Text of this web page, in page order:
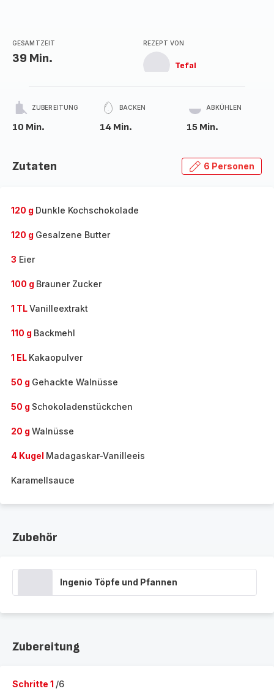
GESAMTZEIT
39 Min.
REZEPT VON
Tefal
ZUBEREITUNG
10 Min.
BACKEN
14 Min.
ABKÜHLEN
15 Min.
Zutaten 6 Personen
120 g Dunkle Kochschokolade
120 g Gesalzene Butter
3 Eier
100 g Brauner Zucker
1 TLVanilleextrakt
110 g Backmehl
1 EL Kakaopulver
50 g Gehackte Walnüsse
50 g Schokoladenstückchen
20 g Walnüsse
4 Kugel Madagaskar-Vanilleeis
Karamellsauce
Zubehör
Ingenio Töpfe und Pfannen
Zubereitung
Schritte 1 /6